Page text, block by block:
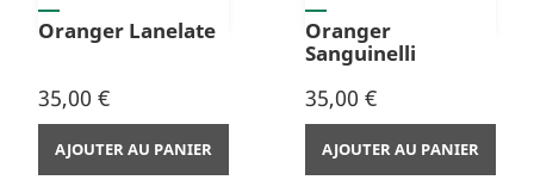
Oranger Lanelate
Prix
35,00 €
AJOUTER AU PANIER
Oranger
Sanguinelli
Prix
35,00 €
AJOUTER AU PANIER